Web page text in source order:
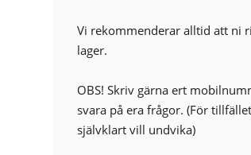
Vi rekommenderar alltid att ni
lager.
OBS! Skriv gärna ert
svara på era frågor. (För
självklart vill undvika)